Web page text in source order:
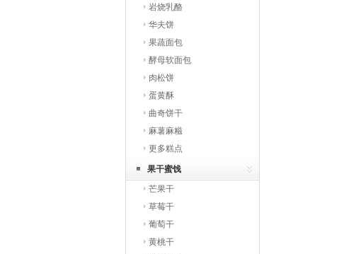
岩烧乳酪
华夫饼
果蔬面包
酵母软面包
肉松饼
蛋黄酥
曲奇饼干
麻薯麻糍
更多糕点
果干蜜饯
芒果干
草莓干
葡萄干
黄桃干